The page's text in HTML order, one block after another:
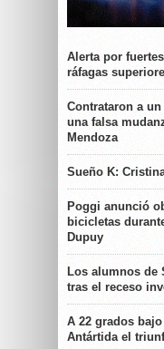
Alerta por
ráfagas
Contrataron a
una falsa
Mendoza
Sueño K:
Poggi anunció
bicicletas
Dupuy
Los alumnos de
tras el receso
A 22 grados
Antártida el